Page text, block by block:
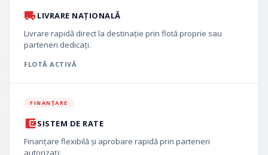
LIVRARE NAȚIONALĂ
Livrare rapidă direct la destinație prin flotă proprie sau
parteneri dedicați.
FLOTĂ ACTIVĂ
FINANȚARE
SISTEM DE RATE
Finanțare flexibilă și aprobare rapidă prin parteneri
autorizați: